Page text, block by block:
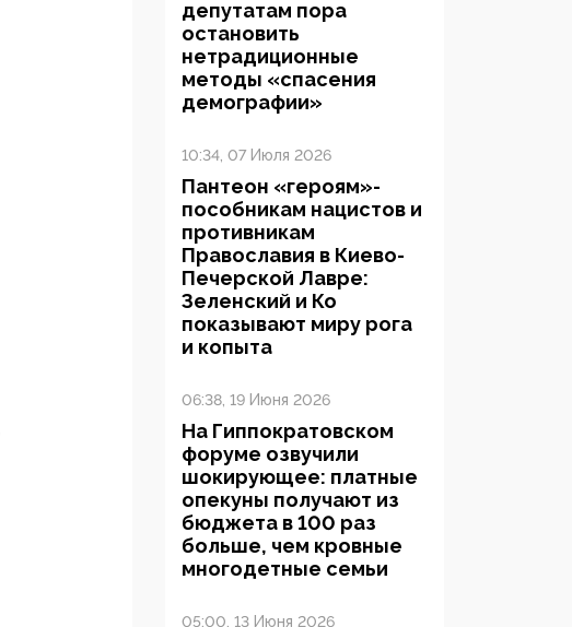
депутатам пора
остановить
нетрадиционные
методы «спасения
демографии»
10:34, 07 Июля 2026
Пантеон «героям»-
пособникам нацистов и
противникам
Православия в Киево-
Печерской Лавре:
Зеленский и Ко
показывают миру рога
и копыта
06:38, 19 Июня 2026
На Гиппократовском
форуме озвучили
шокирующее: платные
опекуны получают из
бюджета в 100 раз
больше, чем кровные
многодетные семьи
05:00, 13 Июня 2026